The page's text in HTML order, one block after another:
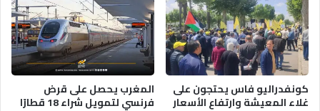
كونفدراليو فاس يحتجون على
غلاء المعيشة وارتفاع الأسعار
المغرب يحصل على قرض
فرنسي لتمويل شراء 18 قطارًا